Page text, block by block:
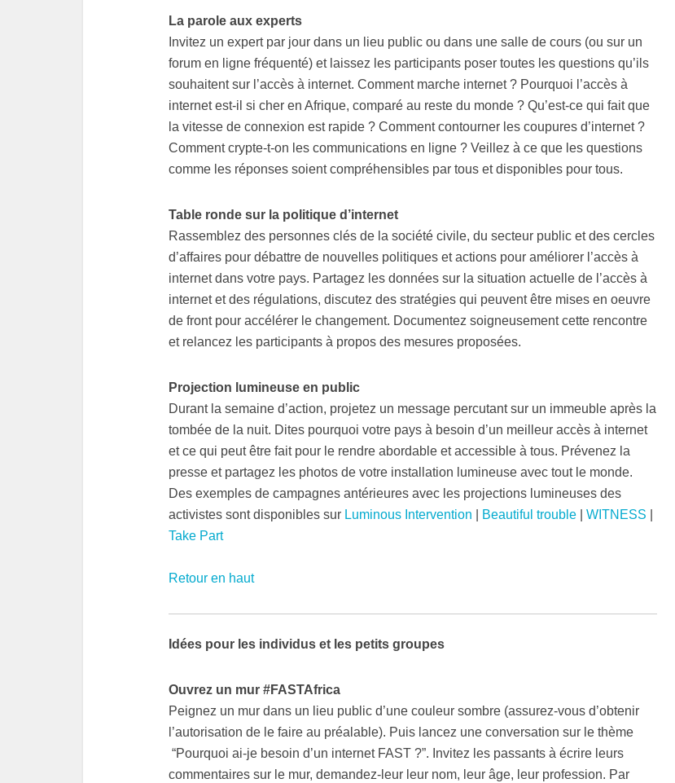
La parole aux experts
Invitez un expert par jour dans un lieu public ou dans une salle de cours (ou sur un
forum en ligne fréquenté) et laissez les participants poser toutes les questions qu’ils
souhaitent sur l’accès à internet. Comment marche internet ? Pourquoi l’accès à
internet est-il si cher en Afrique, comparé au reste du monde ? Qu’est-ce qui fait que
la vitesse de connexion est rapide ? Comment contourner les coupures d’internet ?
Comment crypte-t-on les communications en ligne ? Veillez à ce que les questions
comme les réponses soient compréhensibles par tous et disponibles pour tous.
Table ronde sur la politique d’internet
Rassemblez des personnes clés de la société civile, du secteur public et des cercles
d’affaires pour débattre de nouvelles politiques et actions pour améliorer l’accès à
internet dans votre pays. Partagez les données sur la situation actuelle de l’accès à
internet et des régulations, discutez des stratégies qui peuvent être mises en oeuvre
de front pour accélérer le changement. Documentez soigneusement cette rencontre
et relancez les participants à propos des mesures proposées.
Projection lumineuse en public
Durant la semaine d’action, projetez un message percutant sur un immeuble après la
tombée de la nuit. Dites pourquoi votre pays à besoin d’un meilleur accès à internet
et ce qui peut être fait pour le rendre abordable et accessible à tous. Prévenez la
presse et partagez les photos de votre installation lumineuse avec tout le monde.
Des exemples de campagnes antérieures avec les projections lumineuses des
activistes sont disponibles sur Luminous Intervention Beautiful trouble WITNESS
Take Part
Retour en haut
Idées pour les individus et les petits groupes
Ouvrez un mur #FASTAfrica
Peignez un mur dans un lieu public d’une couleur sombre (assurez-vous d’obtenir
l’autorisation de le faire au préalable). Puis lancez une conversation sur le thème
“Pourquoi ai-je besoin d’un internet FAST ?”. Invitez les passants à écrire leurs
commentaires sur le mur, demandez-leur leur nom, leur âge, leur profession. Par